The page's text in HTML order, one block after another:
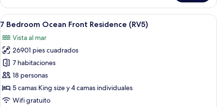
Bedroom
Signature
Villa
Abrir
todas
las
fotos
de
7
Bedroom
Ocean
Zona junto a la piscina con sillas de
14
7 Bedroom Ocean Front Residence (RV5)
Vista al mar
26901 pies cuadrados
7 habitaciones
18 personas
5 camas King size y 4 camas individuales
Wifi gratuito